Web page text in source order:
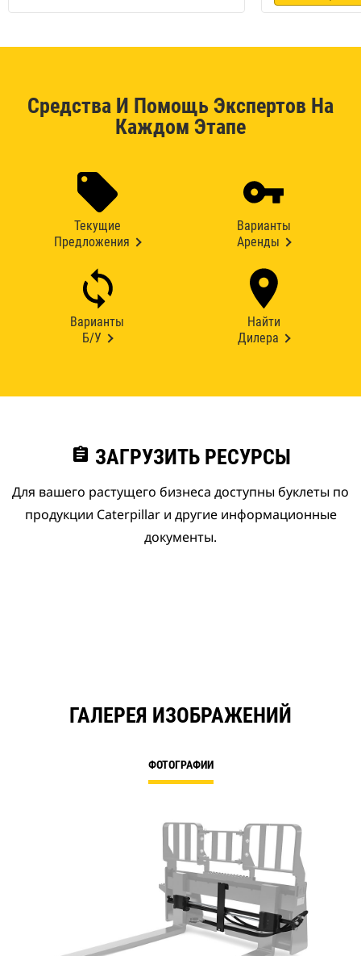
Средства И Помощь Экспертов На
Каждом Этапе
Текущие
Предложения
Варианты
Аренды
Варианты
Б/У
Найти
Дилера
assignment ЗАГРУЗИТЬ РЕСУРСЫ
Для вашего растущего бизнеса доступны буклеты по
продукции Caterpillar и другие информационные
документы.
ГАЛЕРЕЯ ИЗОБРАЖЕНИЙ
ФОТОГРАФИИ